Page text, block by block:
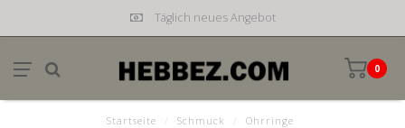
Täglich neues Angebot
0
Startseite Schmuck Ohrringe